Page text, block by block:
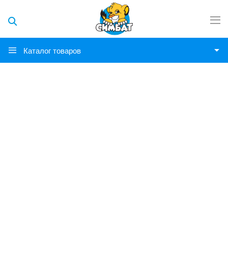
Каталог товаров